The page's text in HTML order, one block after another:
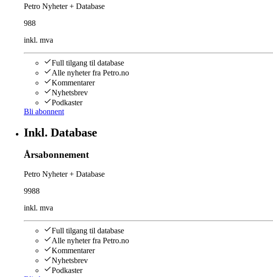
Petro Nyheter + Database
988
inkl. mva
Full tilgang til database
Alle nyheter fra Petro.no
Kommentarer
Nyhetsbrev
Podkaster
Bli abonnent
Inkl. Database
Årsabonnement
Petro Nyheter + Database
9988
inkl. mva
Full tilgang til database
Alle nyheter fra Petro.no
Kommentarer
Nyhetsbrev
Podkaster